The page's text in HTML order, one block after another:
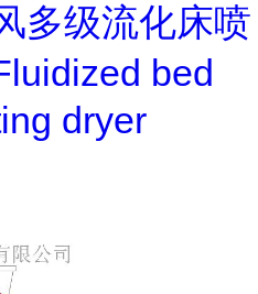
多级流化床喷
bed
dryer